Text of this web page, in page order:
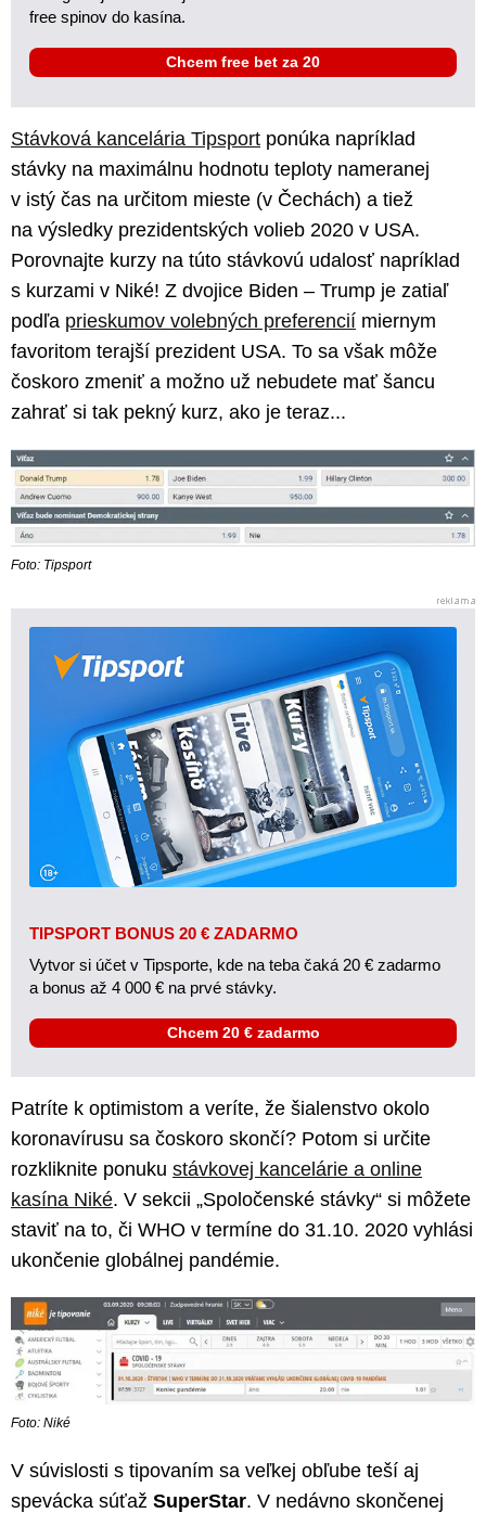
free spinov do kasína.
Chcem free bet za 20
Stávková kancelária Tipsport ponúka napríklad
stávky na maximálnu hodnotu teploty nameranej
v istý čas na určitom mieste (v Čechách) a tiež
na výsledky prezidentských volieb 2020 v USA.
Porovnajte kurzy na túto stávkovú udalosť napríklad
s kurzami v Niké! Z dvojice Biden – Trump je zatiaľ
podľa prieskumov volebných preferencií miernym
favoritom terajší prezident USA. To sa však môže
čoskoro zmeniť a možno už nebudete mať šancu
zahrať si tak pekný kurz, ako je teraz...
Foto: Tipsport
TIPSPORT BONUS 20 € ZADARMO
Vytvor si účet v Tipsporte, kde na teba čaká 20 € zadarmo
a bonus až 4 000 € na prvé stávky.
Chcem 20 € zadarmo
Patríte k optimistom a veríte, že šialenstvo okolo
koronavírusu sa čoskoro skončí? Potom si určite
rozkliknite ponuku stávkovej kancelárie a online
kasína Niké. V sekcii „Spoločenské stávky“ si môžete
staviť na to, či WHO v termíne do 31.10. 2020 vyhlási
ukončenie globálnej pandémie.
Foto: Niké
V súvislosti s tipovaním sa veľkej obľube teší aj
spevácka súťaž SuperStar. V nedávno skončenej